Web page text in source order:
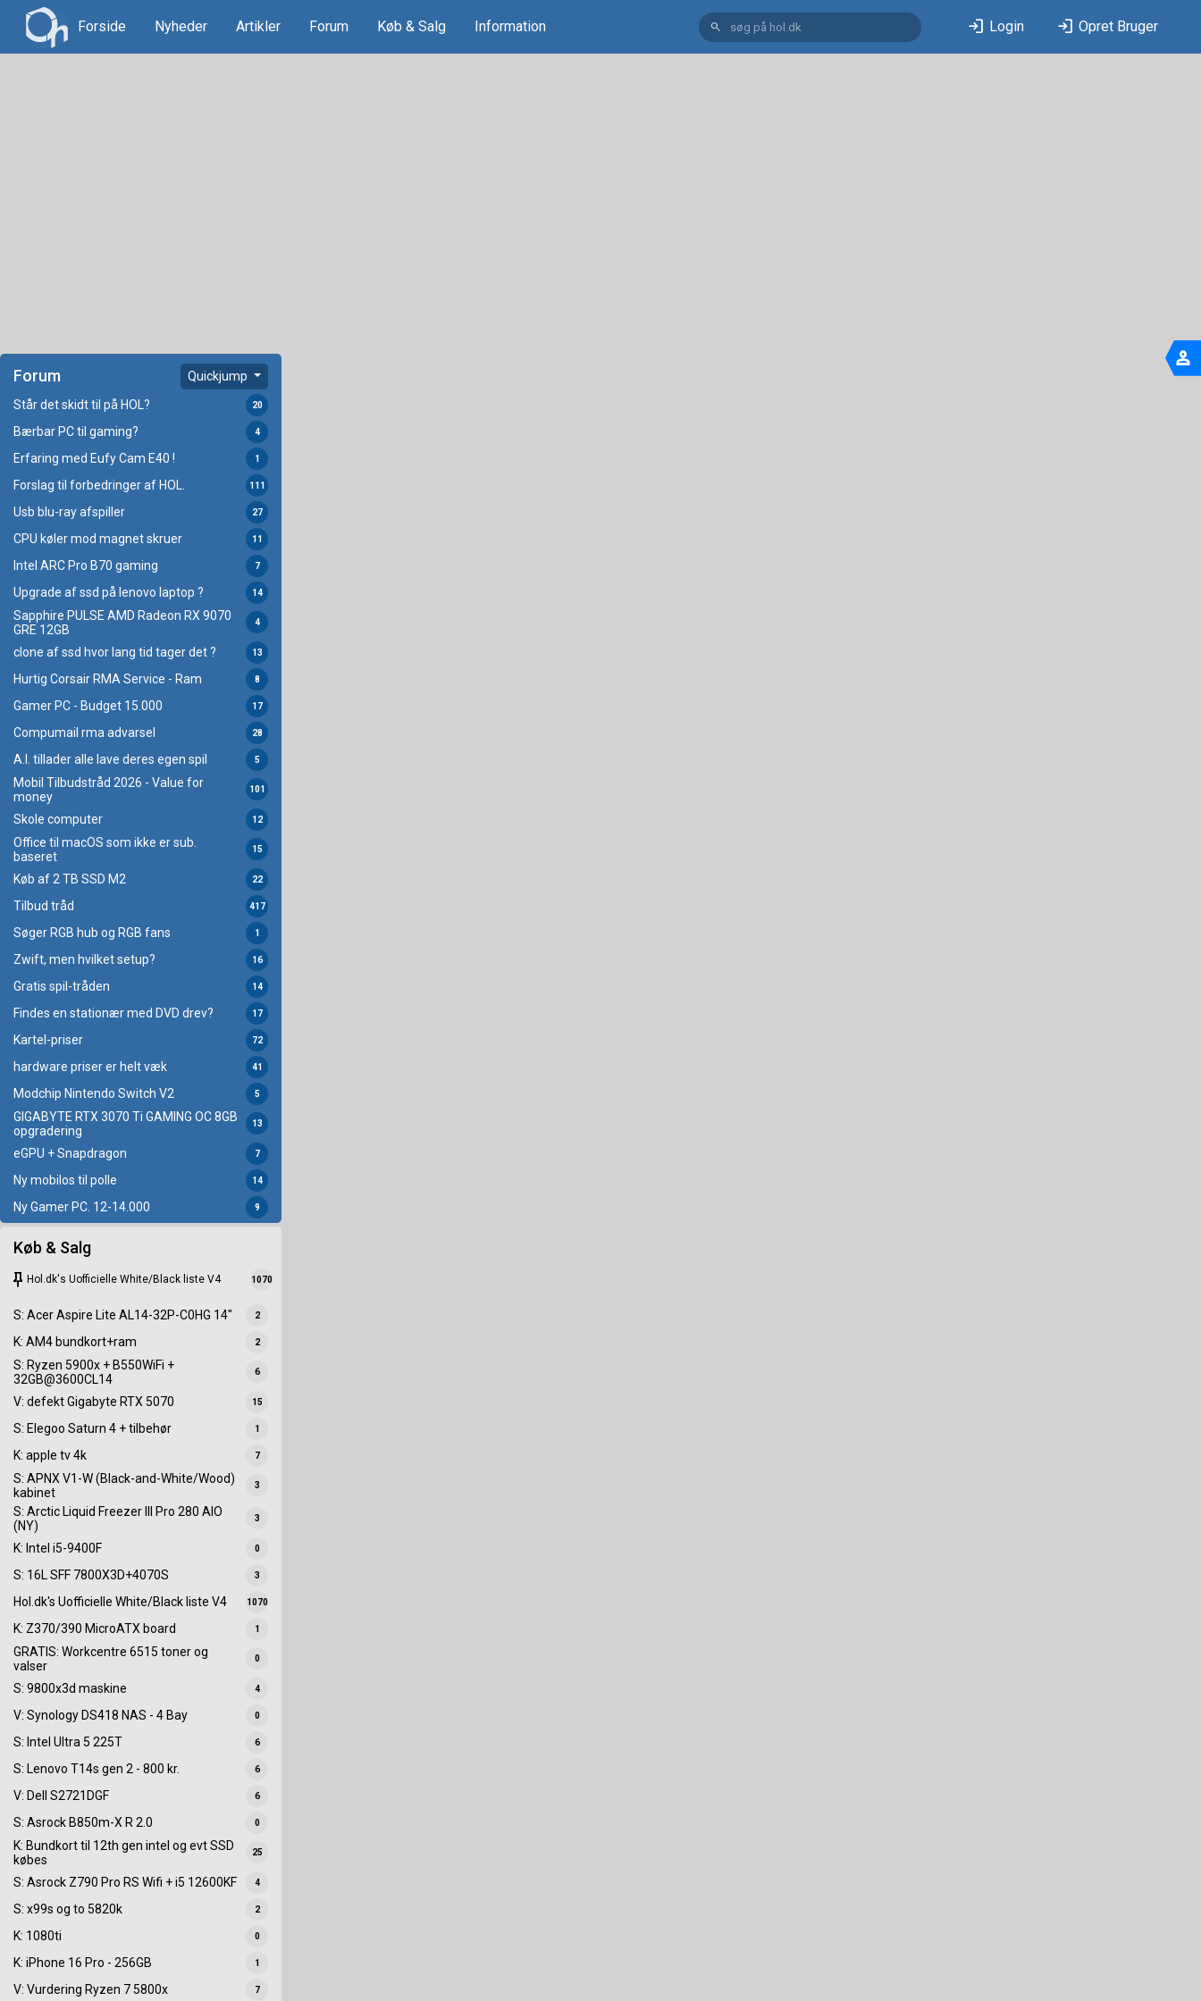
Forside Nyheder Artikler Forum Køb & Salg Information search login Login login Opret Bruger
Forum Quickjump
Står det skidt til på HOL? 20
Bærbar PC til gaming? 4
Erfaring med Eufy Cam E40 ! 1
Forslag til forbedringer af HOL. 111
Usb blu-ray afspiller 27
CPU køler mod magnet skruer 11
Intel ARC Pro B70 gaming 7
Upgrade af ssd på lenovo laptop ? 14
Sapphire PULSE AMD Radeon RX 9070
GRE 12GB
4
clone af ssd hvor lang tid tager det ? 13
Hurtig Corsair RMA Service - Ram 8
Gamer PC - Budget 15.000 17
Compumail rma advarsel 28
A.I. tillader alle lave deres egen spil 5
Mobil Tilbudstråd 2026 - Value for
money
101
Skole computer 12
Office til macOS som ikke er sub.
baseret
15
Køb af 2 TB SSD M2 22
Tilbud tråd 417
Søger RGB hub og RGB fans 1
Zwift, men hvilket setup? 16
Gratis spil-tråden 14
Findes en stationær med DVD drev? 17
Kartel-priser 72
hardware priser er helt væk 41
Modchip Nintendo Switch V2 5
GIGABYTE RTX 3070 Ti GAMING OC 8GB
opgradering
13
eGPU + Snapdragon 7
Ny mobilos til polle 14
Ny Gamer PC. 12-14.000 9
Køb & Salg
keep Hol.dk's Uofficielle White/Black liste V4 1070
S: Acer Aspire Lite AL14-32P-C0HG 14" 2
K: AM4 bundkort+ram 2
S: Ryzen 5900x + B550WiFi +
32GB@3600CL14
6
V: defekt Gigabyte RTX 5070 15
S: Elegoo Saturn 4 + tilbehør 1
K: apple tv 4k 7
S: APNX V1-W (Black-and-White/Wood)
kabinet
3
S: Arctic Liquid Freezer III Pro 280 AIO
(NY)
3
K: Intel i5-9400F 0
S: 16L SFF 7800X3D+4070S 3
Hol.dk's Uofficielle White/Black liste V4 1070
K: Z370/390 MicroATX board 1
GRATIS: Workcentre 6515 toner og
valser
0
S: 9800x3d maskine 4
V: Synology DS418 NAS - 4 Bay 0
S: Intel Ultra 5 225T 6
S: Lenovo T14s gen 2 - 800 kr. 6
V: Dell S2721DGF 6
S: Asrock B850m-X R 2.0 0
K: Bundkort til 12th gen intel og evt SSD
købes
25
S: Asrock Z790 Pro RS Wifi + i5 12600KF 4
S: x99s og to 5820k 2
K: 1080ti 0
K: iPhone 16 Pro - 256GB 1
V: Vurdering Ryzen 7 5800x 7
person